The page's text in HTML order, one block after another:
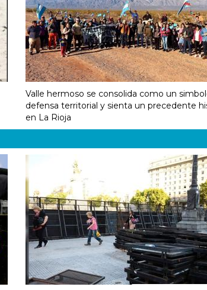
Valle hermoso se consolida como un
defensa territorial y sienta un precedente
en La Rioja